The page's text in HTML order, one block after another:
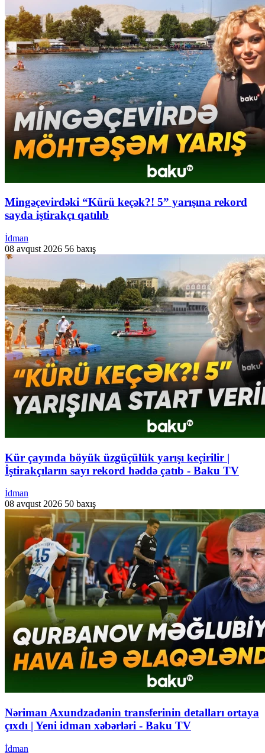
Mingəçevirdəki “Kürü keçək?! 5” yarışına rekord
sayda iştirakçı qatılıb
İdman
08 avqust 2026 56 baxış
Kür çayında böyük üzgüçülük yarışı keçirilir |
İştirakçıların sayı rekord həddə çatıb - Baku TV
İdman
08 avqust 2026 50 baxış
Nəriman Axundzadənin transferinin detalları ortaya
çıxdı | Yeni idman xəbərləri - Baku TV
İdman